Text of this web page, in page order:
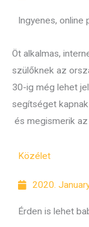
Ingyenes, online
Öt alkalmas,
szülőknek az
30-ig még lehet
segítséget
és megismerik
Közélet
2020.
Érden is lehet